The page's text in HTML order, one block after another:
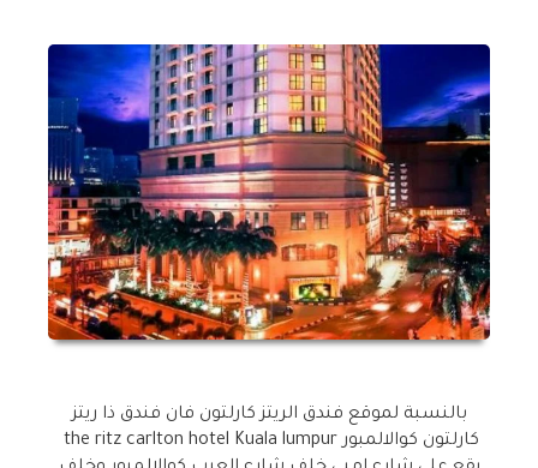
بالنسبة لموقع فندق الريتز كارلتون فان فندق ذا ريتز